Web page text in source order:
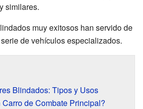
similares.
muy exitosos han servido de
de vehículos especializados.
Blindados: Tipos y Usos
Carro de Combate Principal?